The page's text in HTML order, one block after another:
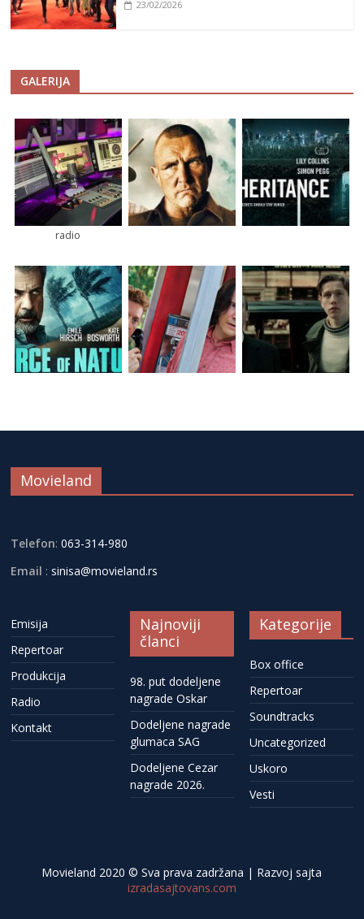
23/02/2026
GALERIJA
radio
Movieland
Telefon: 063-314-980
Email : sinisa@movieland.rs
Emisija
Repertoar
Produkcija
Radio
Kontakt
Najnoviji
članci
98. put dodeljene
nagrade Oskar
Dodeljene nagrade
glumaca SAG
Dodeljene Cezar
nagrade 2026.
Kategorije
Box office
Repertoar
Soundtracks
Uncategorized
Uskoro
Vesti
Movieland 2020 © Sva prava zadržana | Razvoj sajta
izradasajtovans.com